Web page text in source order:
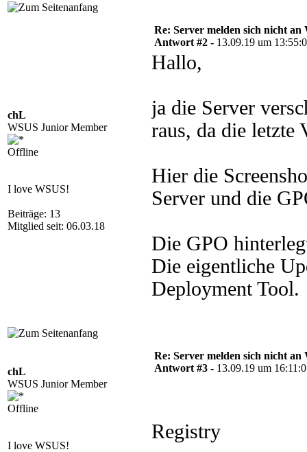
chL
WSUS Junior Member
Offline
I love WSUS!
Beiträge: 13
Mitglied seit: 06.03.18
Re: Server melden sich nicht an
Antwort #2 - 13.09.19 um
Hallo,
ja die Server
raus, da die letzte
Hier die
Server und die
Die GPO
Die eigentliche
Deployment Tool.
chL
WSUS Junior Member
Offline
I love WSUS!
Re: Server melden sich nicht an
Antwort #3 - 13.09.19 um
Registry